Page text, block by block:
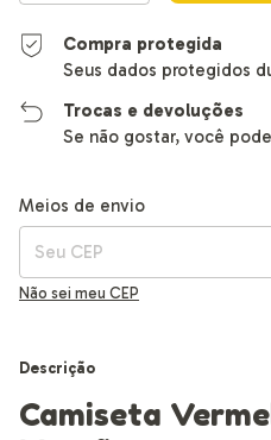
Compra protegida
Seus dados protegidos
Trocas e devoluções
Se não gostar, você
Entregas para o CEP:
Meios de envio
Não sei meu CEP
Descrição
Camiseta